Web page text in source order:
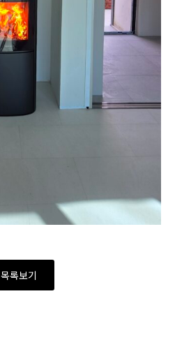
목록보기